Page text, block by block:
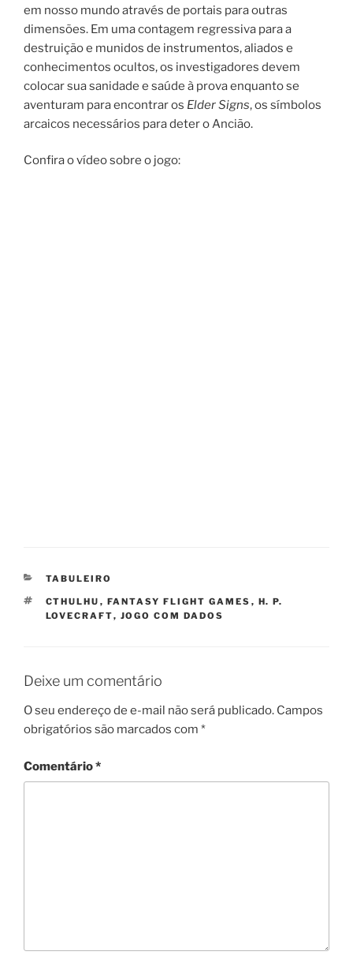
em nosso mundo através de portais para outras
dimensões. Em uma contagem regressiva para a
destruição e munidos de instrumentos, aliados e
conhecimentos ocultos, os investigadores devem
colocar sua sanidade e saúde à prova enquanto se
aventuram para encontrar os Elder Signs, os símbolos
arcaicos necessários para deter o Ancião.
Confira o vídeo sobre o jogo:
CATEGORIAS
TABULEIRO
TAGS
CTHULHU , FANTASY FLIGHT GAMES , H. P.
LOVECRAFT, JOGO COM DADOS
Deixe um comentário
O seu endereço de e-mail não será publicado. Campos
obrigatórios são marcados com *
Comentário*